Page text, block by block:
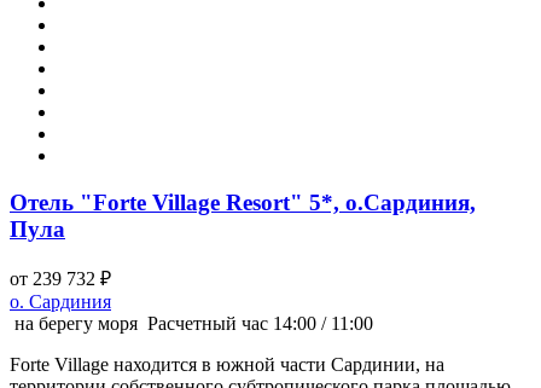
Отель "Forte Village Resort" 5*, о.Сардиния,
Пула
от 239 732 ₽
о. Сардиния
на берегу моря Расчетный час 14:00 / 11:00
Forte Village находится в южной части Сардинии, на